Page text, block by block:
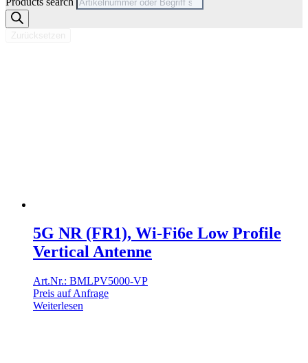
5G NR (FR1), Wi-Fi6e Low Profile
Vertical Antenne
Art.Nr.: BMLPV5000-VP
Preis auf Anfrage
Weiterlesen